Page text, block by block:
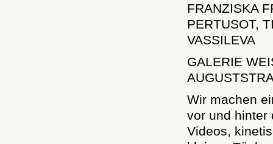
FRANZISKA
PERTUSOT,
VASSILEVA
GALERIE
Wir machen
vor und hinter
Videos,